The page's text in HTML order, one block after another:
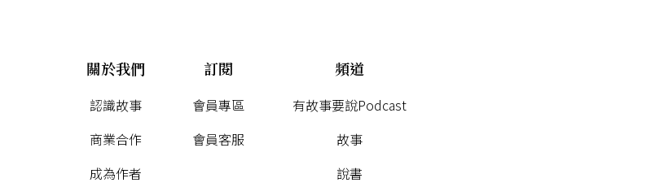
關於我們
認識故事
商業合作
成為作者
訂閱
會員專區
會員客服
頻道
有故事要說Podcast
故事
說書